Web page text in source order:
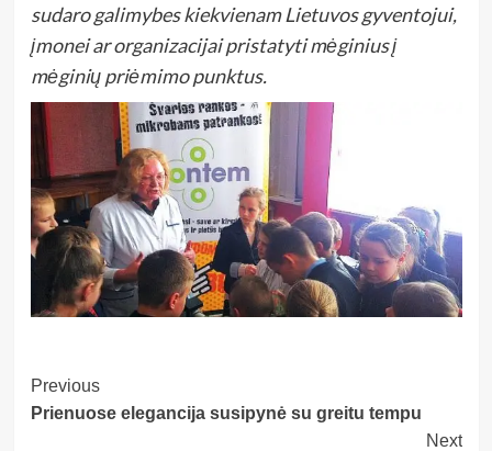
sudaro galimybes kiekvienam Lietuvos gyventojui,
įmonei ar organizacijai pristatyti mėginius į
mėginių priėmimo punktus.
Post
Navigation
Previous
Prienuose elegancija susipynė su greitu tempu
Next